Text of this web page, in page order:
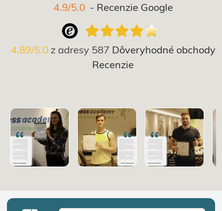
4.9/5.0 - Recenzie Google
4.89/5.0 z adresy 587 Dôveryhodné obchody
Recenzie